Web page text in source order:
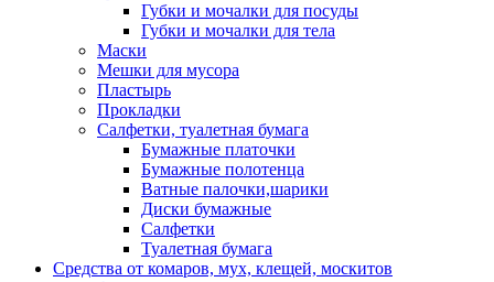
Губки и мочалки для посуды
Губки и мочалки для тела
Маски
Мешки для мусора
Пластырь
Прокладки
Салфетки, туалетная бумага
Бумажные платочки
Бумажные полотенца
Ватные палочки,шарики
Диски бумажные
Салфетки
Туалетная бумага
Средства от комаров, мух, клещей, москитов